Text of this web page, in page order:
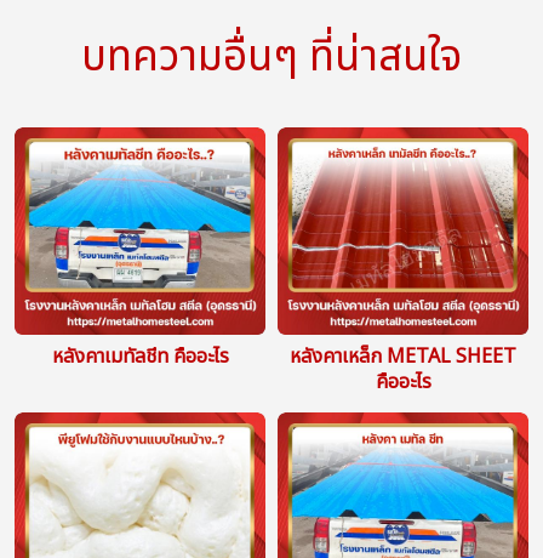
บทความอื่นๆ ที่น่าสนใจ
หลังคาเมทัลชีท คืออะไร
หลังคาเหล็ก METAL SHEET
คืออะไร